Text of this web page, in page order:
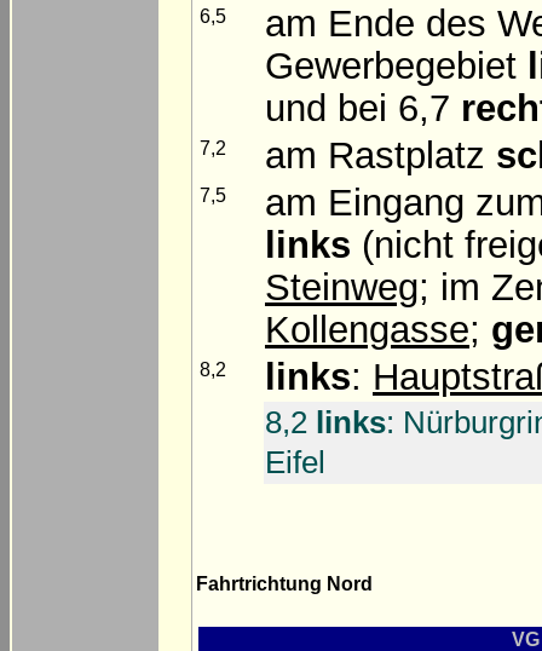
6,5
am Ende des
Gewerbegebiet
und bei 6,7
7,2 am Rastplatz
7,5
am Eingang
links (nicht
Steinweg; im
Kollengasse;
8,2 links:
8,2 links:
Eifel
Fahrtrichtung Nord